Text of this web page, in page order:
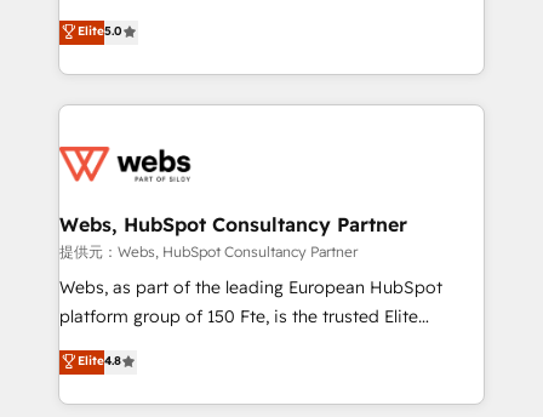
Execution • 750+ onboardings and 2,000+
implementations • Deep expertise across marketing,
BBD Boom is the HubSpot partner that can help you
to HubSpot Better. We work with your teams to
solve all your HubSpot challenges and improve user
adoption, sales process and marketing results.
the first time 🔧 Designing and optimising your
and build using HubSpot 🔌 Integrating HubSpot
with other systems 🎓 Training your teams to be
HubSpot pros 📊 Lead generation services using
HubSpot Why us? - SIX HubSpot Accreditations -
CRM, Solutions Architecture, Onboarding , Data
Migration, Custom Integration & Platform
Elite5.0
Webs, HubSpot Consultancy Partner
提供元：Webs, HubSpot Consultancy Partner
Webs, as part of the leading European HubSpot
platform group of 150 Fte, is the trusted Elite
HubSpot CRM Partner offering you a roadmap on
maximizing EBITDA and achieving Commercial
Excellence. With our targeted processes, we
Elite4.8